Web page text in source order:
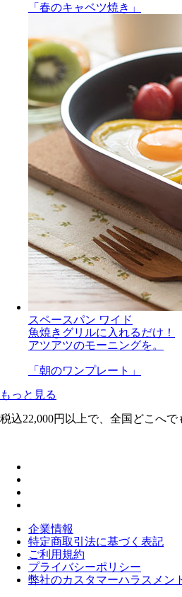
「春のキャベツ焼き」
スペースパン ワイド
魚焼きグリルに入れるだけ！
アツアツのモーニングを。
「朝のワンプレート」
もっと見る
税込22,000円以上で、全国どこへで
企業情報
特定商取引法に基づく表記
ご利用規約
プライバシーポリシー
弊社のカスタマーハラスメン